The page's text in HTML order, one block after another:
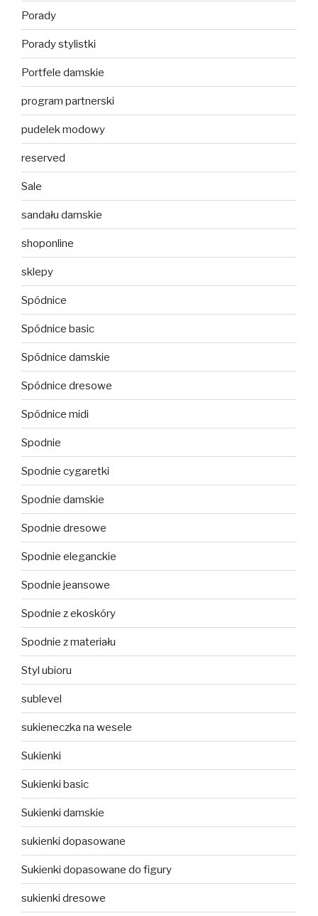
Porady
Porady stylistki
Portfele damskie
program partnerski
pudelek modowy
reserved
Sale
sandału damskie
shoponline
sklepy
Spódnice
Spódnice basic
Spódnice damskie
Spódnice dresowe
Spódnice midi
Spodnie
Spodnie cygaretki
Spodnie damskie
Spodnie dresowe
Spodnie eleganckie
Spodnie jeansowe
Spodnie z ekoskóry
Spodnie z materiału
Styl ubioru
sublevel
sukieneczka na wesele
Sukienki
Sukienki basic
Sukienki damskie
sukienki dopasowane
Sukienki dopasowane do figury
sukienki dresowe